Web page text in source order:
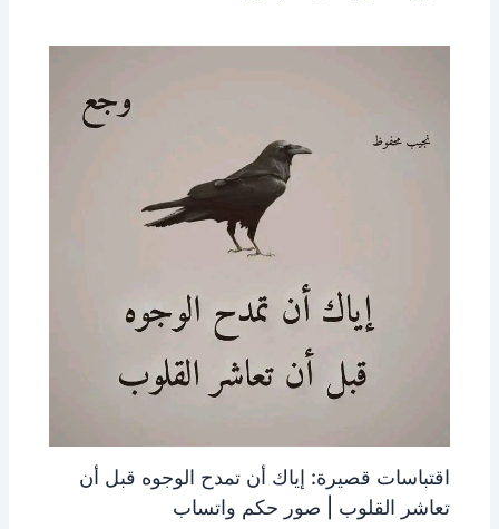
اقتباسات قصيرة: إياك أن تمدح الوجوه قبل أن
تعاشر القلوب | صور حكم واتساب